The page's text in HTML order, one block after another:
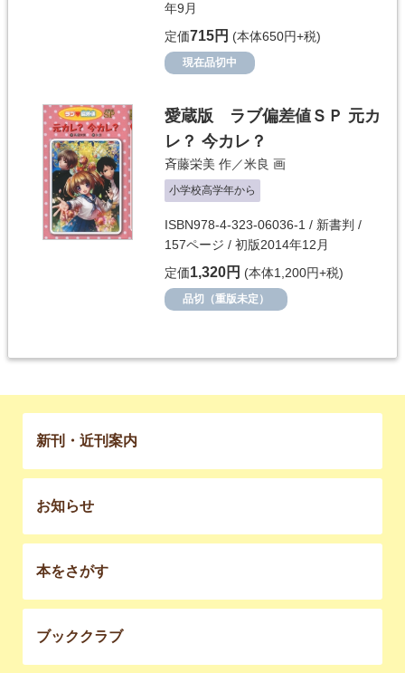
年9月
定価715円 (本体650円+税)
現在品切中
愛蔵版 ラブ偏差値ＳＰ 元カ
レ？ 今カレ？
斉藤栄美 作／米良 画
小学校高学年から
ISBN978-4-323-06036-1 / 新書判 /
157ページ / 初版2014年12月
定価1,320円 (本体1,200円+税)
品切（重版未定）
新刊・近刊案内
お知らせ
本をさがす
ブッククラブ